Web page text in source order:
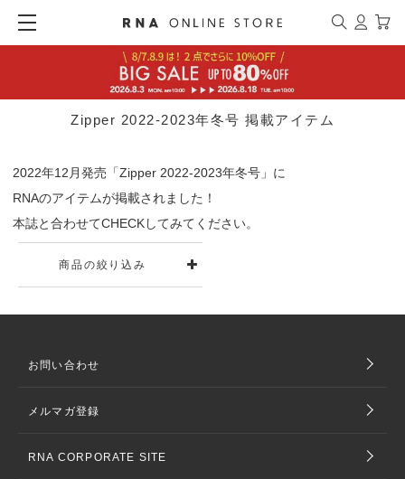
Zipper 2022-2023年冬号 掲載アイテム
2022年12月発売「Zipper 2022-2023年冬号」に
RNAのアイテムが掲載されました！
本誌と合わせてCHECKしてみてください。
商品の絞り込み
お問い合わせ
メルマガ登録
RNA CORPORATE SITE